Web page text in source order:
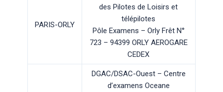
PARIS-ORLY
des Pilotes de Loisirs et
télépilotes
Pôle Examens – Orly Frêt N°
723 – 94399 ORLY AEROGARE
CEDEX
DGAC/DSAC-Ouest – Centre
d’examens Oceane